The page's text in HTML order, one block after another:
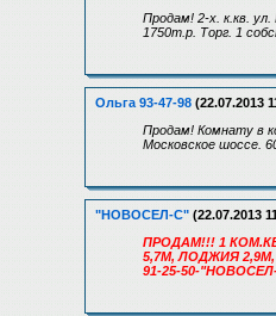
Продам! 2-х. к.кв.
1750т.р. Торг. 1
Ольга 93-47-98 (22.07.2013
Продам! Комнату в
Московское шоссе.
"НОВОСЕЛ-С" (22.07.2013
ПРОДАМ!!! 1
5,7М, ЛОДЖИЯ
91-25-50-